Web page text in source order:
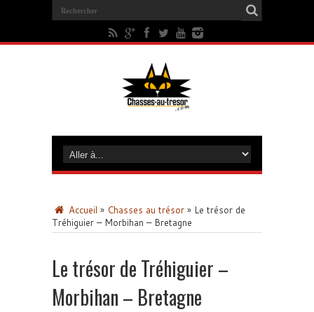
Accueil » Chasses au trésor » Le trésor de
Tréhiguier – Morbihan – Bretagne
Le trésor de Tréhiguier –
Morbihan – Bretagne